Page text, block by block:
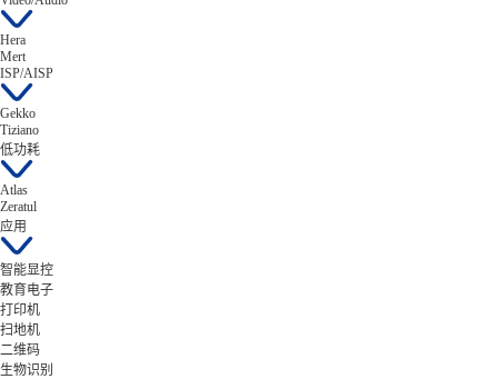
Hera
Mert
ISP/AISP
Gekko
Tiziano
低功耗
Atlas
Zeratul
应用
智能显控
教育电子
打印机
扫地机
二维码
生物识别